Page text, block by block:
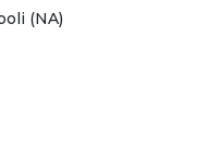
(NA)